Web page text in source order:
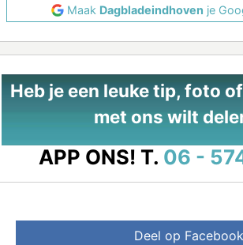
Maak Dagbladeindhoven je
Heb je een leuke tip, foto
met ons wilt
APP ONS! T. 06 -
Deel op Facebook